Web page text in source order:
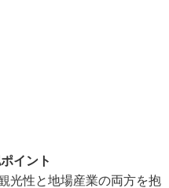
イント
光性と地場産業の両方を抱